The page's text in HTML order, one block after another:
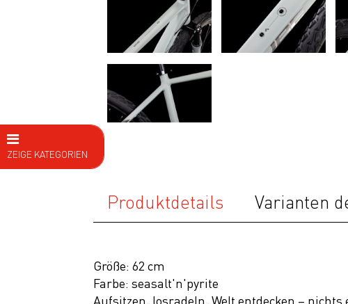
ZEIGE KATEGORIEN
Mountainbike
Produktdetails Varianten
Größe: 62 cm
Farbe: seasalt'n'pyrite
Aufsitzen, losradeln, Welt entdecken –